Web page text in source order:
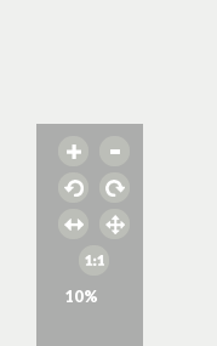
10%